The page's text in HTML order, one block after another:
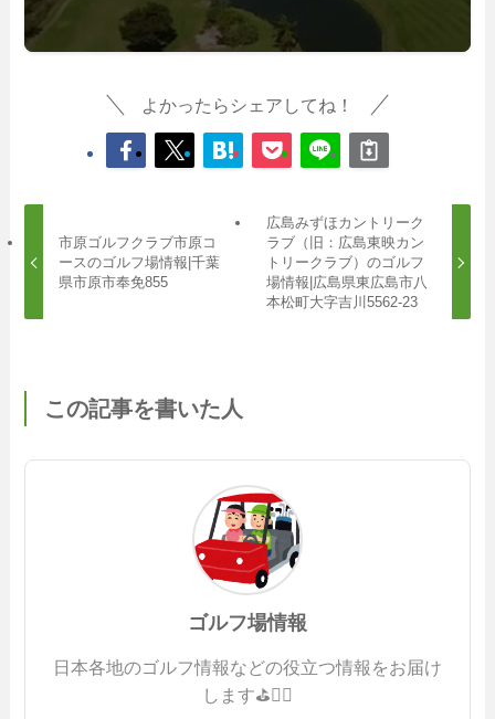
よかったらシェアしてね！
市原ゴルフクラブ市原コ
ースのゴルフ場情報|千葉
県市原市奉免855
広島みずほカントリーク
ラブ（旧：広島東映カン
トリークラブ）のゴルフ
場情報|広島県東広島市八
本松町大字吉川5562-23
この記事を書いた人
ゴルフ場情報
日本各地のゴルフ情報などの役立つ情報をお届け
します⛳️🏌️‍♂️